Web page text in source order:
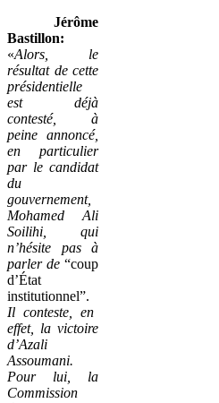
Jérôme
Bastillon:
«Alors, le
résultat de cette
présidentielle
est déjà
contesté, à
peine annoncé,
en particulier
par le candidat
du
gouvernement,
Mohamed Ali
Soilihi, qui
n’hésite pas à
parler de “coup
d’État
institutionnel”.
Il conteste, en
effet, la victoire
d’Azali
Assoumani.
Pour lui, la
Commission